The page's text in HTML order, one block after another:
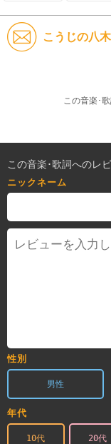
こうじの八
この音楽･
この音楽･歌詞へのレ
ニックネーム
性別
男性
年代
10代 20代